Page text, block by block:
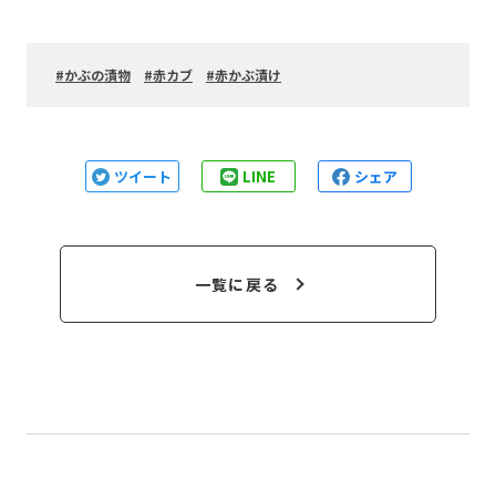
かぶの漬物 赤カブ 赤かぶ漬け
ツイート LINE シェア
一覧に戻る